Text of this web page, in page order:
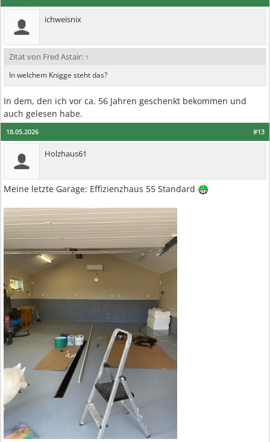
ichweisnix
Zitat von Fred Astair: ↑
In welchem Knigge steht das?
In dem, den ich vor ca. 56 Jahren geschenkt bekommen und
auch gelesen habe.
#13
18.05.2026
Holzhaus61
Meine letzte Garage: Effizienzhaus 55 Standard